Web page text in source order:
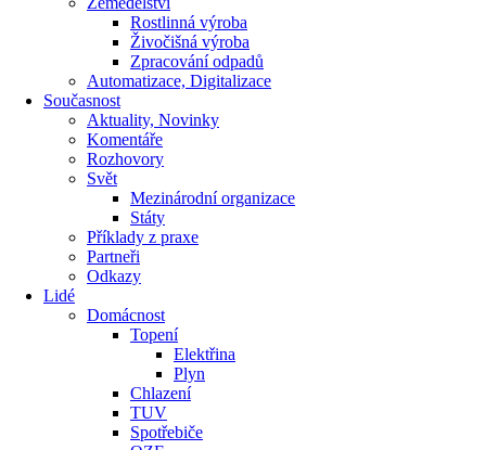
Rostlinná výroba
Živočišná výroba
Zpracování odpadů
Automatizace, Digitalizace
Současnost
Aktuality, Novinky
Komentáře
Rozhovory
Svět
Mezinárodní organizace
Státy
Příklady z praxe
Partneři
Odkazy
Lidé
Domácnost
Topení
Elektřina
Plyn
Chlazení
TUV
Spotřebiče